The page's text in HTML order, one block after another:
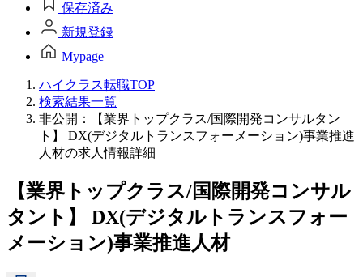
保存済み
新規登録
Mypage
ハイクラス転職TOP
検索結果一覧
非公開：【業界トップクラス/国際開発コンサルタン
ト】 DX(デジタルトランスフォーメーション)事業推進
人材の求人情報詳細
【業界トップクラス/国際開発コンサル
タント】 DX(デジタルトランスフォー
メーション)事業推進人材